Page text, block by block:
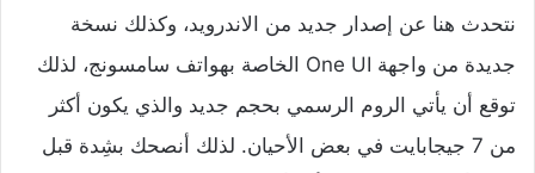
نتحدث هنا عن إصدار جديد من الاندرويد، وكذلك نسخة
جديدة من واجهة One UI الخاصة بهواتف سامسونج، لذلك
توقع أن يأتي الروم الرسمي بحجم جديد والذي يكون أكثر
من 7 جيجابايت في بعض الأحيان. لذلك أنصحك بشِدة قبل